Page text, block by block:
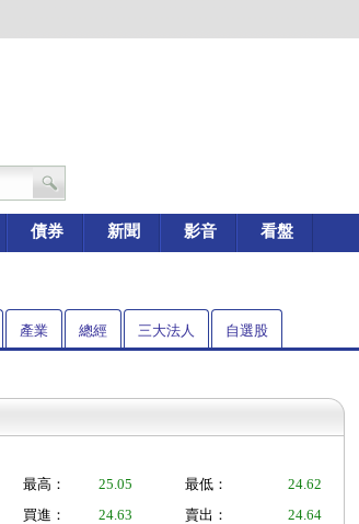
債券 新聞 影音 看盤
產業 總經 三大法人 自選股
最高： 25.05 最低：
24.62
買進： 24.63 賣出：
24.64